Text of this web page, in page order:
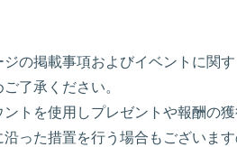
ジの掲載事項およびイベントに関
了承ください。
ントを使用しプレゼントや報酬の
った措置を行う場合もございま